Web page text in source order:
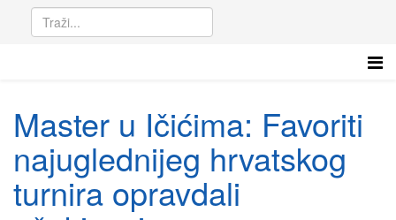
Master u Ičićima: Favoriti
najuglednijeg hrvatskog
turnira opravdali